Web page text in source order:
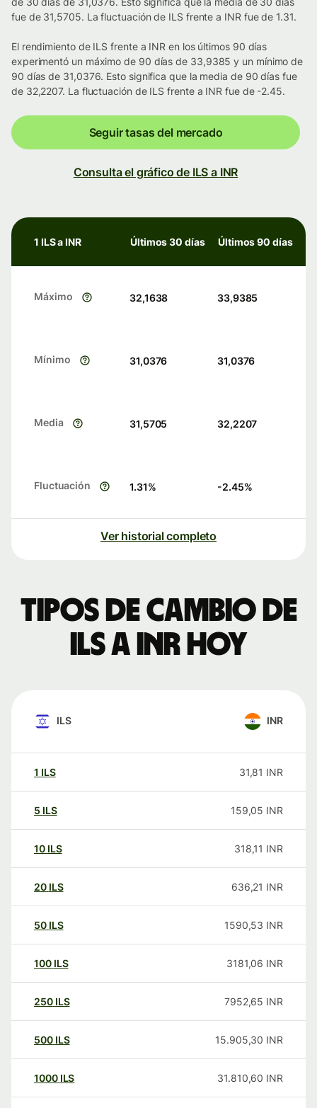
fue de 31,5705. La fluctuación de ILS frente a INR fue de 1.31.
El rendimiento de ILS frente a INR en los últimos 90 días
experimentó un máximo de 90 días de 33,9385 y un mínimo de
90 días de 31,0376. Esto significa que la media de 90 días fue
de 32,2207. La fluctuación de ILS frente a INR fue de -2.45.
Seguir tasas del mercado
Consulta el gráfico de ILS a INR
1 ILS a INR Últimos 30 días Últimos 90 días
Máximo 32,1638 33,9385
Mínimo 31,0376 31,0376
Media 31,5705 32,2207
Fluctuación 1.31% -2.45%
Ver historial completo
Tipos de cambio de
ILS a INR hoy
ILS INR
1 ILS 31,81 INR
5 ILS 159,05 INR
10 ILS 318,11 INR
20 ILS 636,21 INR
50 ILS 1590,53 INR
100 ILS 3181,06 INR
250 ILS 7952,65 INR
500 ILS 15.905,30 INR
1000 ILS 31.810,60 INR